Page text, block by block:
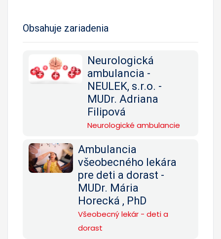
Obsahuje zariadenia
Neurologická
ambulancia -
NEULEK, s.r.o. -
MUDr. Adriana
Filipová
Neurologické ambulancie
Ambulancia
všeobecného lekára
pre deti a dorast -
MUDr. Mária
Horecká , PhD
Všeobecný lekár - deti a
dorast